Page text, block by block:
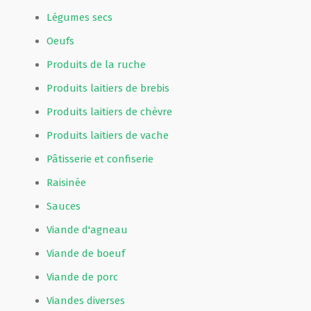
Légumes secs
Oeufs
Produits de la ruche
Produits laitiers de brebis
Produits laitiers de chèvre
Produits laitiers de vache
Pâtisserie et confiserie
Raisinée
Sauces
Viande d'agneau
Viande de boeuf
Viande de porc
Viandes diverses